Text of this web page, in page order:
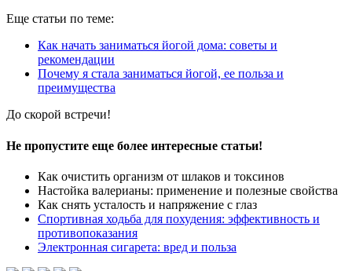
Еще статьи по теме:
Как начать заниматься йогой дома: советы и
рекомендации
Почему я стала заниматься йогой, ее польза и
преимущества
До скорой встречи!
Не пропустите еще более интересные статьи!
Как очистить организм от шлаков и токсинов
Настойка валерианы: применение и полезные свойства
Как снять усталость и напряжение с глаз
Спортивная ходьба для похудения: эффективность и
противопоказания
Электронная сигарета: вред и польза